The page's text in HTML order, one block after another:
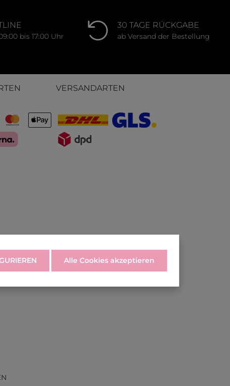
bis 17:00 Uhr
30 TAGE RÜCKGABE
ab Versand der Bestellung
VERSANDARTEN
Alle Cookies akzeptieren